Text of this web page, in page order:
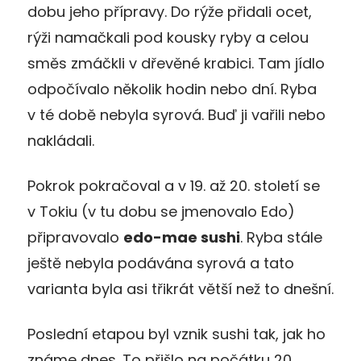
dobu jeho přípravy. Do rýže přidali ocet,
rýži namačkali pod kousky ryby a celou
směs zmáčkli v dřevěné krabici. Tam jídlo
odpočívalo několik hodin nebo dní. Ryba
v té době nebyla syrová. Buď ji vařili nebo
nakládali.
Pokrok pokračoval a v 19. až 20. století se
v Tokiu (v tu dobu se jmenovalo Edo)
připravovalo edo-mae sushi. Ryba stále
ještě nebyla podávána syrová a tato
varianta byla asi třikrát větší než to dnešní.
Poslední etapou byl vznik sushi tak, jak ho